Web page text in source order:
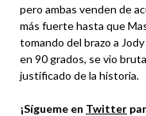
pero ambas venden de
más fuerte hasta que
tomando del brazo a
en 90 grados, se vio
justificado de la historia.
¡Sígueme en Twitter